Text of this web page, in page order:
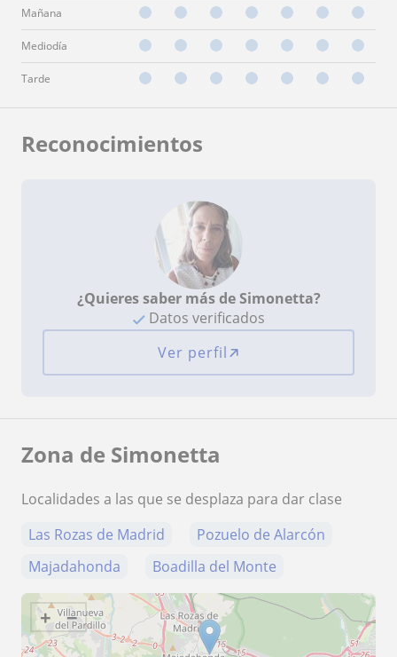
Mañana
Mediodía
Tarde
Reconocimientos
¿Quieres saber más de Simonetta?
Datos verificados
Ver perfil
Zona de Simonetta
Localidades a las que se desplaza para dar clase
Las Rozas de Madrid
Pozuelo de Alarcón
Majadahonda
Boadilla del Monte
+ −